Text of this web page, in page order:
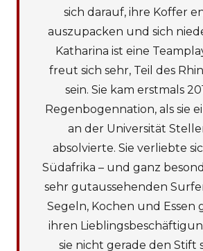
sich darauf, ihre Koffer
auszupacken und sich
Katharina ist eine
freut sich sehr, Teil des
sein. Sie kam erstmals
Regenbogennation, als sie
an der Universität
absolvierte. Sie verliebte
Südafrika – und ganz
sehr gutaussehenden
Segeln, Kochen und Essen
ihren
sie nicht gerade den Stift